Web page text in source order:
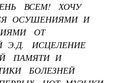
ВСЕМ! ХОЧУ
ОСУШЕНИЯМИ И
ОТ
Э.Д. ИСЦЕЛЕНИЕ
ПАМЯТИ И
БОЛЕЗНЕЙ